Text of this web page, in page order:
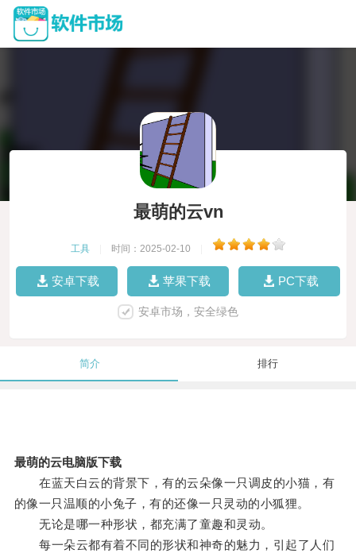
最萌的云vn
工具 时间：2025-02-10
安卓下载 苹果下载 PC下载
安卓市场，安全绿色
简介 排行
最萌的云电脑版下载
在蓝天白云的背景下，有的云朵像一只调皮的小猫，有
的像一只温顺的小兔子，有的还像一只灵动的小狐狸。
无论是哪一种形状，都充满了童趣和灵动。
每一朵云都有着不同的形状和神奇的魅力，引起了人们